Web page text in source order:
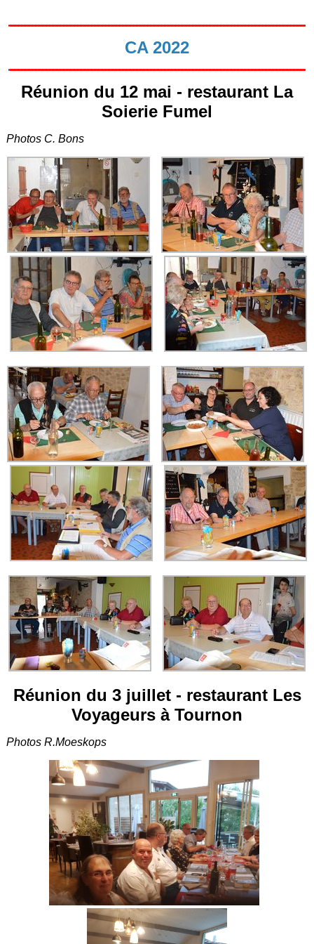
CA 2022
Réunion du 12 mai - restaurant La
Soierie Fumel
Photos C. Bons
Réunion du 3 juillet - restaurant Les
Voyageurs à Tournon
Photos R.Moeskops